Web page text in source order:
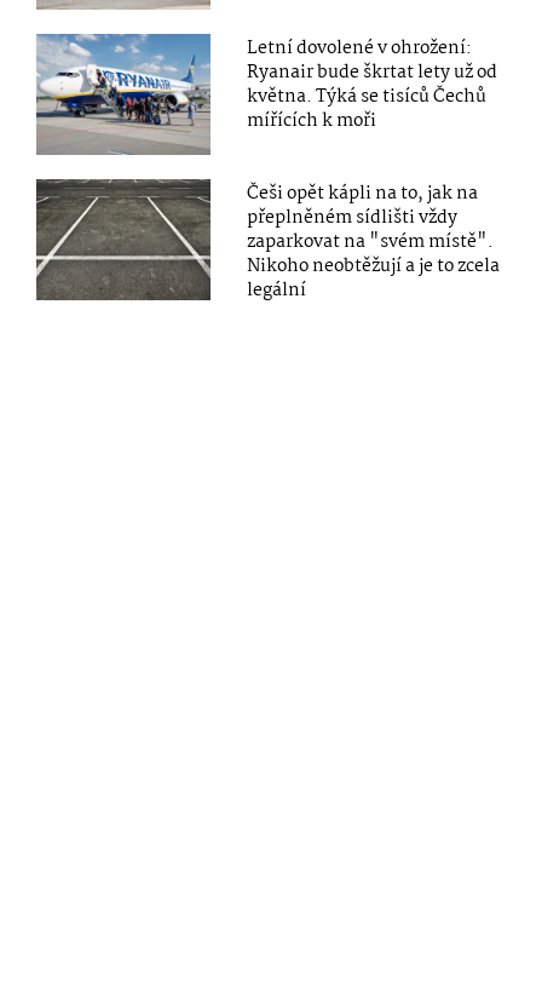
Letní dovolené v ohrožení:
Ryanair bude škrtat lety už od
května. Týká se tisíců Čechů
mířících k moři
Češi opět kápli na to, jak na
přeplněném sídlišti vždy
zaparkovat na "svém místě".
Nikoho neobtěžují a je to zcela
legální